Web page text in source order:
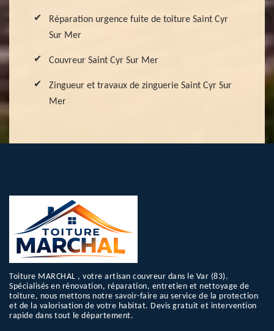
Réparation urgence fuite de toiture Saint Cyr
Sur Mer
Couvreur Saint Cyr Sur Mer
Zingueur et travaux de zinguerie Saint Cyr Sur
Mer
Toiture MARCHAL , votre artisan couvreur dans le Var (83).
Spécialisés en rénovation, réparation, entretien et nettoyage de
toiture, nous mettons notre savoir-faire au service de la protection
et de la valorisation de votre habitat. Devis gratuit et intervention
rapide dans tout le département.